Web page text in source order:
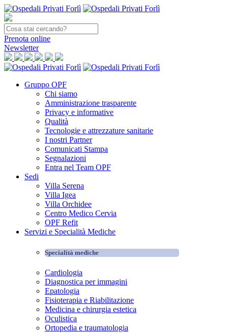
Prenota online
Newsletter
Gruppo OPF
Chi siamo
Amministrazione trasparente
Privacy e informative
Qualità
Tecnologie e attrezzature sanitarie
I nostri Partner
Comunicati Stampa
Segnalazioni
Entra nel Team OPF
Sedi
Villa Serena
Villa Igea
Villa Orchidee
Centro Medico Cervia
OPF Refit
Servizi e Specialità Mediche
Specialità mediche
Cardiologia
Diagnostica per immagini
Epatologia
Fisioterapia e Riabilitazione
Medicina e chirurgia estetica
Oculistica
Ortopedia e traumatologia